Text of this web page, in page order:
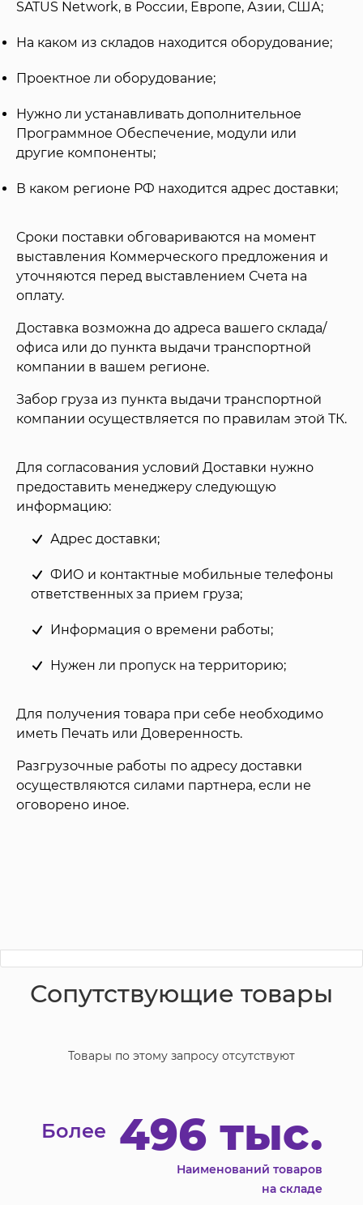
SATUS Network, в России, Европе, Азии, США;
На каком из складов находится оборудование;
Проектное ли оборудование;
Нужно ли устанавливать дополнительное
Программное Обеспечение, модули или
другие компоненты;
В каком регионе РФ находится адрес доставки;
Сроки поставки обговариваются на момент
выставления Коммерческого предложения и
уточняются перед выставлением Счета на
оплату.
Доставка возможна до адреса вашего склада/
офиса или до пункта выдачи транспортной
компании в вашем регионе.
Забор груза из пункта выдачи транспортной
компании осуществляется по правилам этой ТК.
Для согласования условий Доставки нужно
предоставить менеджеру следующую
информацию:
Адрес доставки;
ФИО и контактные мобильные телефоны
ответственных за прием груза;
Информация о времени работы;
Нужен ли пропуск на территорию;
Для получения товара при себе необходимо
иметь Печать или Доверенность.
Разгрузочные работы по адресу доставки
осуществляются силами партнера, если не
оговорено иное.
Сопутствующие товары
Товары по этому запросу отсутствуют
Более 496 тыс.
Наименований товаров
на складе